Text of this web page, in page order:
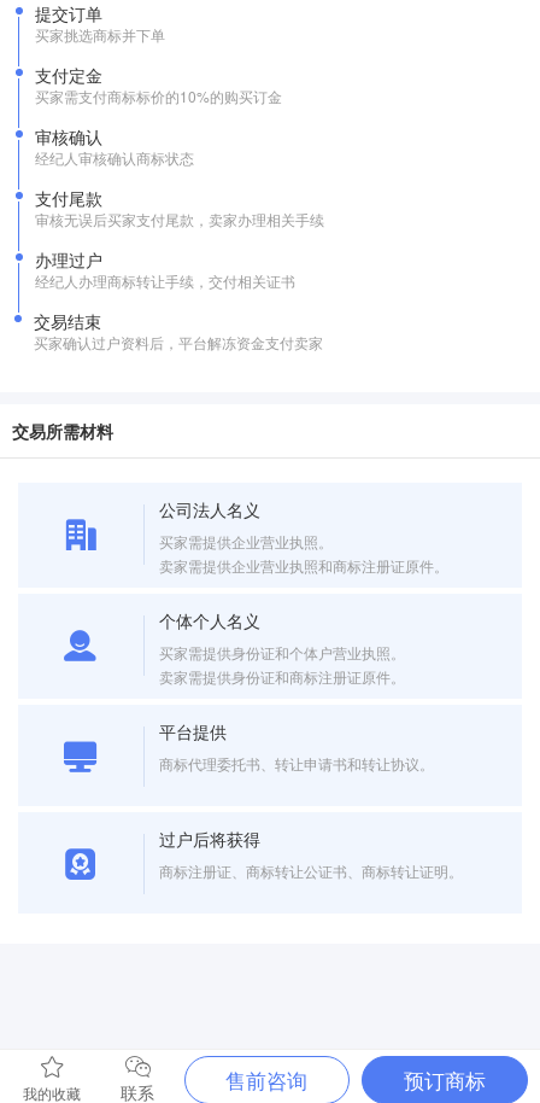
提交订单
买家挑选商标并下单
支付定金
买家需支付商标标价的10%的购买订金
审核确认
经纪人审核确认商标状态
支付尾款
审核无误后买家支付尾款，卖家办理相关手续
办理过户
经纪人办理商标转让手续，交付相关证书
交易结束
买家确认过户资料后，平台解冻资金支付卖家
交易所需材料
公司法人名义
买家需提供企业营业执照。
卖家需提供企业营业执照和商标注册证原件。
个体个人名义
买家需提供身份证和个体户营业执照。
卖家需提供身份证和商标注册证原件。
平台提供
商标代理委托书、转让申请书和转让协议。
过户后将获得
商标注册证、商标转让公证书、商标转让证明。
我的收藏 联系 售前咨询 预订商标